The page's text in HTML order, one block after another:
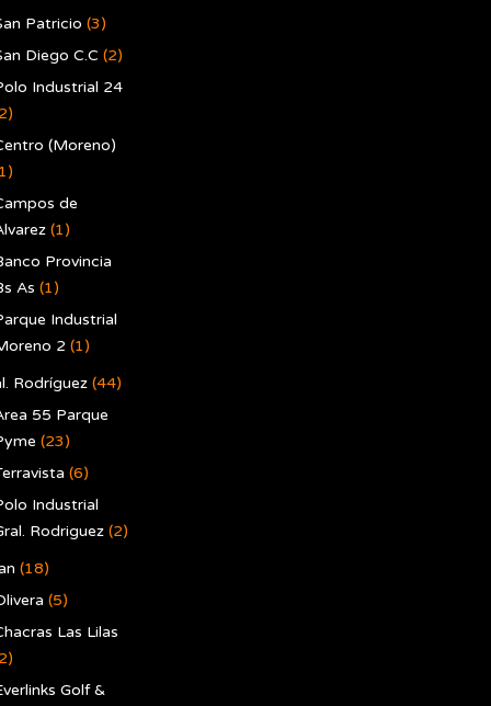
Patricio (3)
Diego C.C (2)
Industrial 24
(Moreno)
de
(1)
Provincia
As (1)
Industrial
2 (1)
Rodríguez(44)
55 Parque
(23)
(6)
Industrial
Rodriguez(2)
(18)
(5)
Las Lilas
Golf &